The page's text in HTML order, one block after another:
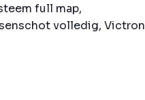
full map,
volledig, Victron